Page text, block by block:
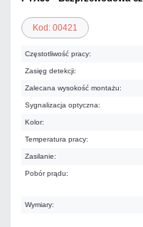
Kod: 00421
Częstotliwość pracy:
Zasięg detekcji:
Zalecana wysokość montażu:
Sygnalizacja optyczna:
Kolor:
Temperatura pracy:
Zasilanie:
Pobór prądu:
Wymiary: